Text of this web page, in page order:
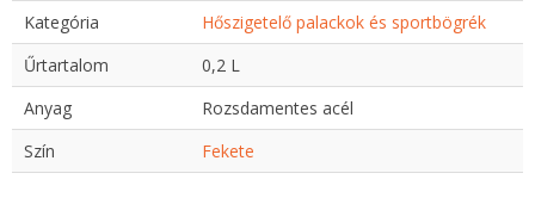
Kategória
Hőszigetelő palackok és sportbögrék
Űrtartalom
0,2 L
Anyag
Rozsdamentes acél
Szín
Fekete